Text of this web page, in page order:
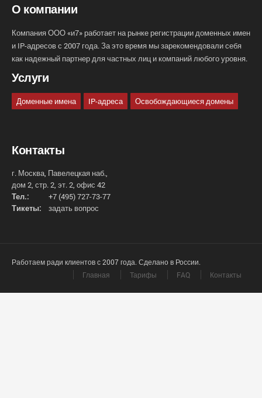
О компании
Компания ООО «и7» работает на рынке регистрации доменных имен
и IP-адресов с 2007 года. За это время мы зарекомендовали себя
как надежный партнер для частных лиц и компаний любого уровня.
Услуги
Доменные имена IP-адреса Освобождающиеся домены
Контакты
г. Москва, Павелецкая наб.,
дом 2, стр. 2, эт. 2, офис 42
Тел.:
+7 (495) 727-73-77
Тикеты:
задать вопрос
Работаем ради клиентов с 2007 года. Сделано в России.
Главная
Тарифы FAQ Контакты